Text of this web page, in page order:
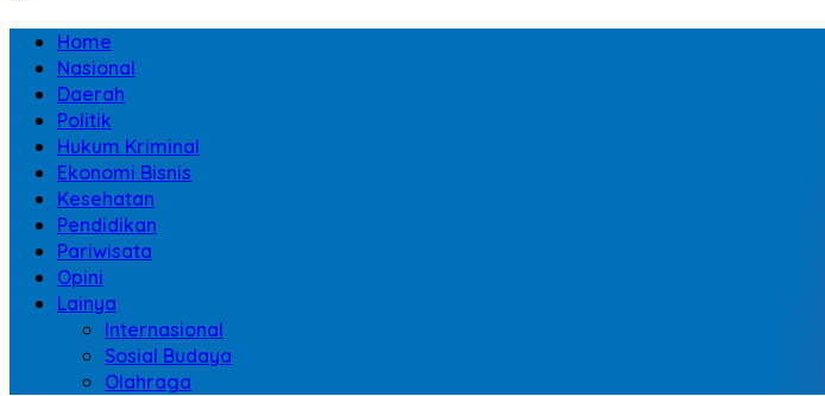
Home
Nasional
Daerah
Politik
Hukum Kriminal
Ekonomi Bisnis
Kesehatan
Pendidikan
Pariwisata
Opini
Lainya
Internasional
Sosial Budaya
Olahraga